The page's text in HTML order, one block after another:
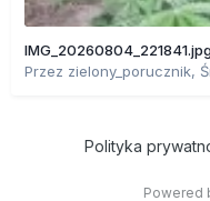
Przez zielony_porucznik,
Polityka
Powered